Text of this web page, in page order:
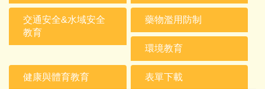
交通安全&水域安全
教育
藥物濫用防制
環境教育
健康與體育教育 表單下載